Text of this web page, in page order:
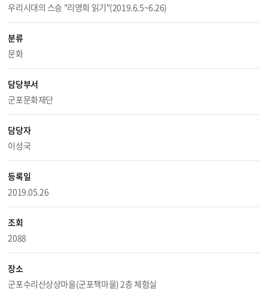
우리시대의 스승 "리영희 읽기"(2019.6.5~6.26)
분류
문화
담당부서
군포문화재단
담당자
이성국
등록일
2019.05.26
조회
2088
장소
군포수리산상상마을(군포책마을) 2층 체험실